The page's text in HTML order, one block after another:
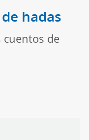
hadas
cuentos de